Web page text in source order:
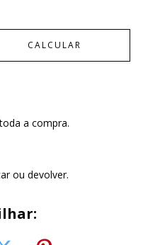
CALCULAR
a compra.
ou devolver.